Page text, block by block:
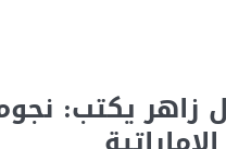
زاهر يكتب: